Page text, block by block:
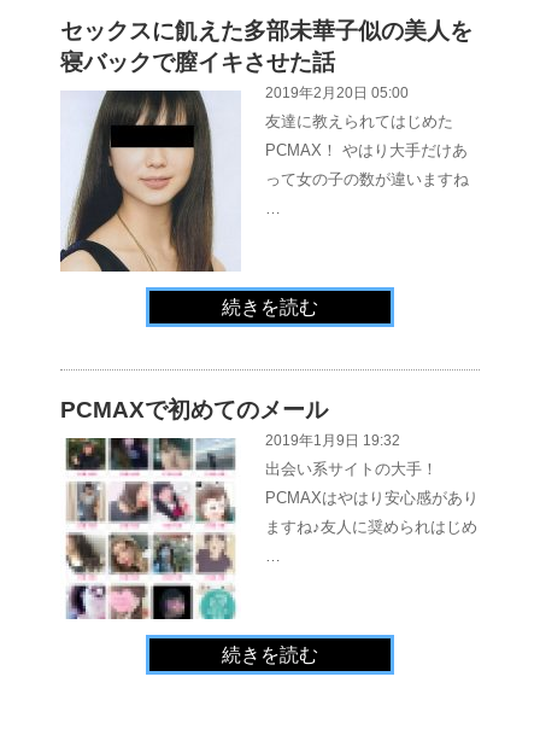
セックスに飢えた多部未華子似の美人を
寝バックで膣イキさせた話
2019年2月20日 05:00
友達に教えられてはじめた
PCMAX！ やはり大手だけあ
って女の子の数が違いますね
続きを読む
PCMAXで初めてのメール
2019年1月9日 19:32
出会い系サイトの大手！
PCMAXはやはり安心感があり
ますね♪友人に奨められはじめ
続きを読む